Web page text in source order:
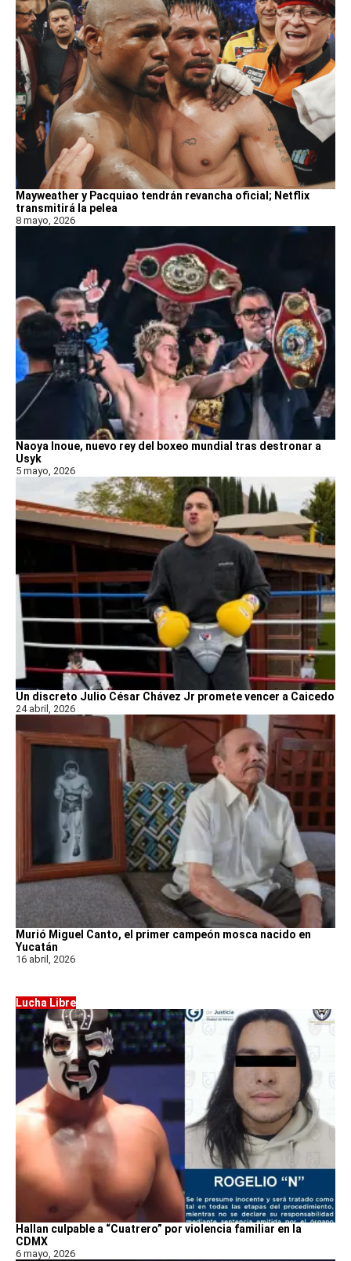
Mayweather y Pacquiao tendrán revancha oficial; Netflix
transmitirá la pelea
8 mayo, 2026
Naoya Inoue, nuevo rey del boxeo mundial tras destronar a
Usyk
5 mayo, 2026
Un discreto Julio César Chávez Jr promete vencer a Caicedo
24 abril, 2026
Murió Miguel Canto, el primer campeón mosca nacido en
Yucatán
16 abril, 2026
Lucha Libre
Hallan culpable a “Cuatrero” por violencia familiar en la
CDMX
6 mayo, 2026